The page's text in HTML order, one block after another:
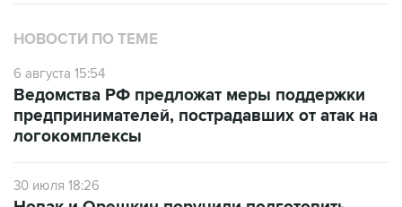
НОВОСТИ ПО ТЕМЕ
6 августа 15:54
Ведомства РФ предложат меры поддержки
предпринимателей, пострадавших от атак на
логокомплексы
30 июля 18:26